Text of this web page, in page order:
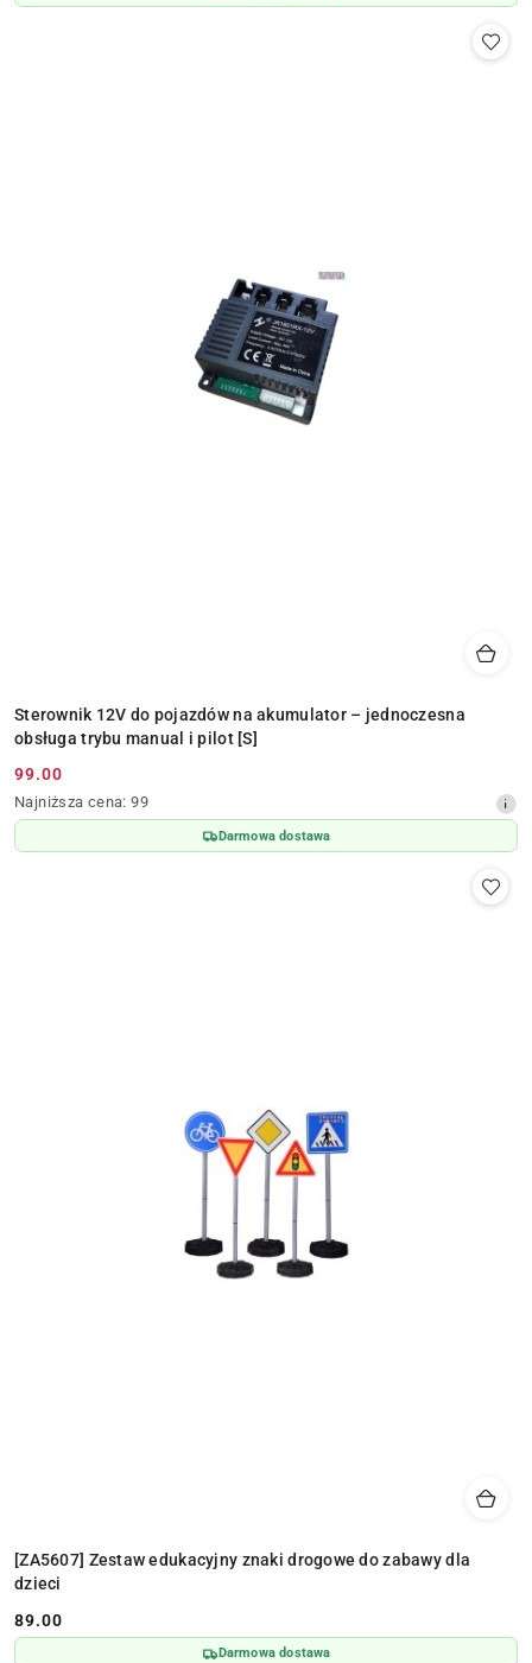
Sterownik 12V do pojazdów na akumulator – jednoczesna
obsługa trybu manual i pilot [S]
Cena
promocyjna:
99.00
Najniższa
cena
z
Najniższa cena: 99
Darmowa dostawa
[ZA5607] Zestaw edukacyjny znaki drogowe do zabawy dla
dzieci
Cena:
89.00
Darmowa dostawa